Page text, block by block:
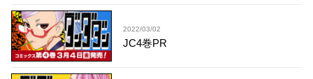
2022/03/02
JC4巻PR